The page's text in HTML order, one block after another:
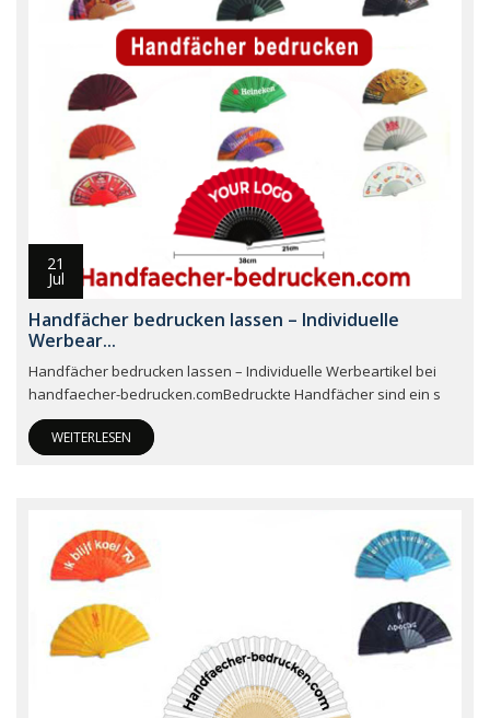
21
Jul
Handfächer bedrucken lassen – Individuelle
Werbear...
Handfächer bedrucken lassen – Individuelle Werbeartikel bei
handfaecher-bedrucken.comBedruckte Handfächer sind ein s
WEITERLESEN